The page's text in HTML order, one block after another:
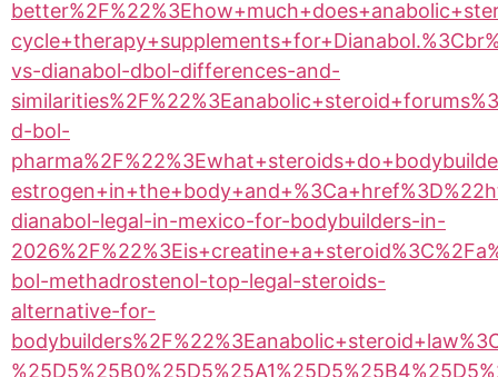
vs-dianabol-dbol-differences-and-
d-bol-
dianabol-legal-in-mexico-for-bodybuilders-in-
bol-methadrostenol-top-legal-steroids-
alternative-for-